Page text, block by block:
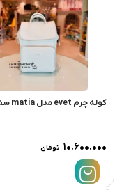
کوله چرم evet مدل matia سفید
۱۰.۶۰۰.۰۰۰ تومان